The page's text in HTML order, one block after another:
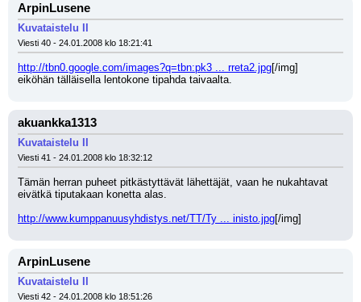
ArpinLusene
Kuvataistelu II
Viesti 40 - 24.01.2008 klo 18:21:41
http://tbn0.google.com/images?q=tbn:pk3 ... rreta2.jpg[/img]
eiköhän tälläisella lentokone tipahda taivaalta.
akuankka1313
Kuvataistelu II
Viesti 41 - 24.01.2008 klo 18:32:12
Tämän herran puheet pitkästyttävät lähettäjät, vaan he nukahtavat
eivätkä tiputakaan konetta alas.
http://www.kumppanuusyhdistys.net/TT/Ty ... inisto.jpg[/img]
ArpinLusene
Kuvataistelu II
Viesti 42 - 24.01.2008 klo 18:51:26